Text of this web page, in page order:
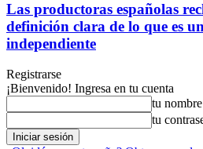
Las productoras españolas
definición clara de lo que es
independiente
Registrarse
¡Bienvenido! Ingresa en tu cuenta
tu
tu